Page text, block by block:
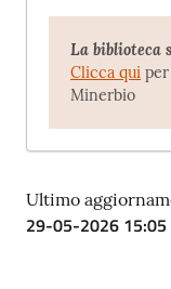
La biblioteca
Clicca qui
Minerbio
Ultimo
29-05-2026 15:05